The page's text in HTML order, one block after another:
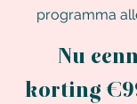
programma
Nu
korting